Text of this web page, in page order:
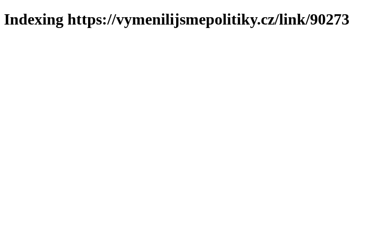
Indexing https://vymenilijsmepolitiky.cz/link/90273